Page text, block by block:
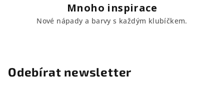
Mnoho inspirace
Nové nápady a barvy s každým klubíčkem.
Odebírat newsletter